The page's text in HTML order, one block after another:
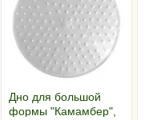
Дно для большой
формы "Камамбер",